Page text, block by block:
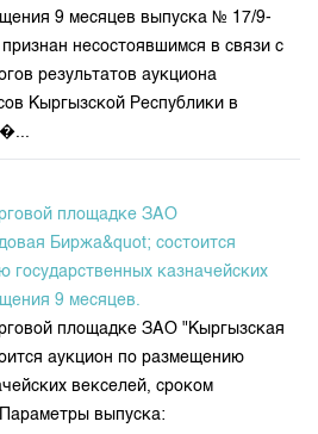
9 месяцев выпуска № 17/9-
несостоявшимся в связи с
результатов аукциона
Кыргызской Республики в
площадке ЗАО
Биржа&quot; состоится
государственных казначейских
9 месяцев.
площадке ЗАО "Кыргызская
аукцион по размещению
векселей, сроком
выпуска: